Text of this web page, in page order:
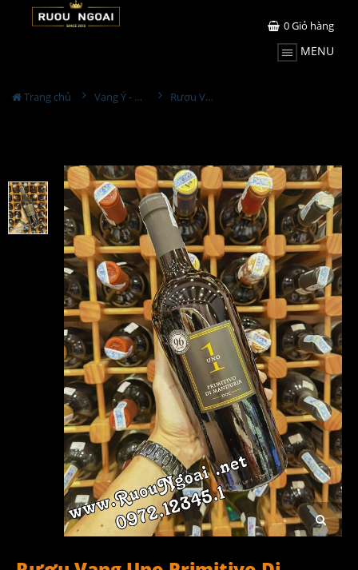
0Giỏ hàng
MENU
Trang chủ Vang Ý - Italia Rượu Vang Uno Primitivo Di Manduria